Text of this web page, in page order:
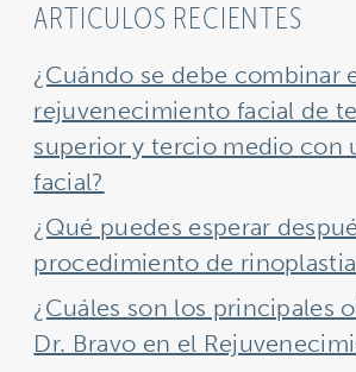
ARTICULOS RECIENTES
¿Cuándo se debe combinar
rejuvenecimiento facial de
superior y tercio medio con
facial?
¿Qué puedes esperar
procedimiento de
¿Cuáles son los principales
Dr. Bravo en el